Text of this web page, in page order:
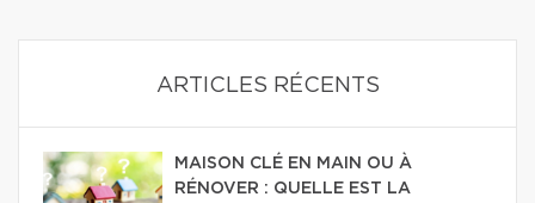
ARTICLES RÉCENTS
MAISON CLÉ EN MAIN OU À
RÉNOVER : QUELLE EST LA